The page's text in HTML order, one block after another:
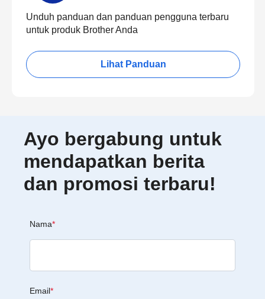
Unduh panduan dan panduan pengguna terbaru
untuk produk Brother Anda
Lihat Panduan
Ayo bergabung untuk
mendapatkan berita
dan promosi terbaru!
Nama*
Email*